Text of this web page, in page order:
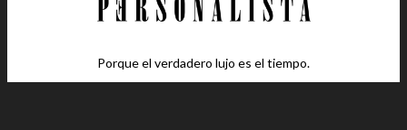
Porque el verdadero lujo es el tiempo.